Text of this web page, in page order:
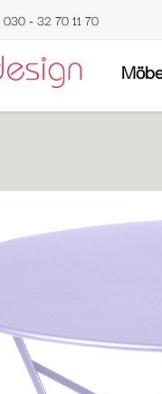
030 - 32 70 11 70